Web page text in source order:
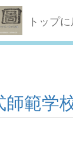
トップ
師範学